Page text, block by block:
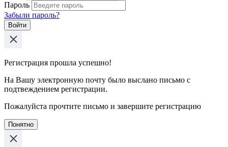
Пароль
Забыли пароль?
Войти
Регистрация прошла успешно!
На Вашу электронную почту было выслано письмо с
подтвеждением регистрации.
Пожалуйста прочтите письмо и завершите регистрацию
Понятно